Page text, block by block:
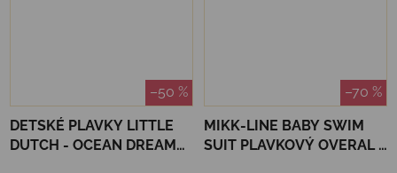
–50 %
DETSKÉ PLAVKY LITTLE
DUTCH - OCEAN DREAMS
–70 %
MIKK-LINE BABY SWIM
SUIT PLAVKOVÝ OVERAL -